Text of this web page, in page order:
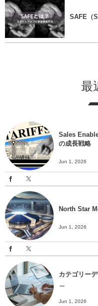
SAFE（
最
Sales
の成長戦略
Jun 1, 2026
North Star
Jun 1, 2026
カテゴリー
Jun 1, 2026